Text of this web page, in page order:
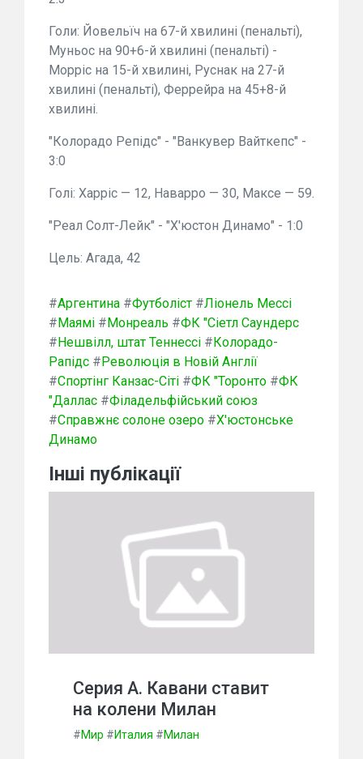
Голи: Йовельїч на 67-й хвилині (пенальті),
Муньос на 90+6-й хвилині (пенальті) -
Морріс на 15-й хвилині, Руснак на 27-й
хвилині (пенальті), Феррейра на 45+8-й
хвилині.
"Колорадо Репідс" - "Ванкувер Вайткепс" -
3:0
Голі: Харріс — 12, Наварро — 30, Максе — 59.
"Реал Солт-Лейк" - "Х'юстон Динамо" - 1:0
Цель: Агада, 42
#Аргентина #Футболіст #Ліонель Мессі
#Маямі #Монреаль #ФК "Сіетл Саундерс
#Нешвілл, штат Теннессі #Колорадо-
Рапідс #Революція в Новій Англії
#Спортінг Канзас-Сіті #ФК "Торонто #ФК
"Даллас #Філадельфійський союз
#Справжнє солоне озеро #Х'юстонське
Динамо
Інші публікації
Серия А. Кавани ставит
на колени Милан
#Мир #Италия #Милан